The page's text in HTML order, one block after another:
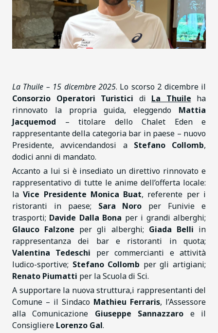
La Thuile – 15 dicembre 2025. Lo scorso 2 dicembre il
Consorzio Operatori Turistici di La Thuile ha
rinnovato la propria guida, eleggendo Mattia
Jacquemod – titolare dello Chalet Eden e
rappresentante della categoria bar in paese – nuovo
Presidente, avvicendandosi a Stefano Collomb,
dodici anni di mandato.
Accanto a lui si è insediato un direttivo rinnovato e
rappresentativo di tutte le anime dell’offerta locale:
laVice Presidente Monica Buat, referente per i
ristoranti in paese; Sara Noro per Funivie e
trasporti; Davide Dalla Bona per i grandi alberghi;
Glauco Falzone per gli alberghi; Giada Belli in
rappresentanza dei bar e ristoranti in quota;
Valentina Tedeschi per commercianti e attività
ludico-sportive; Stefano Collomb per gli artigiani;
Renato Piumatti per la Scuola di Sci.
A supportare la nuova struttura,i rappresentanti del
Comune – il Sindaco Mathieu Ferraris, l’Assessore
alla Comunicazione Giuseppe Sannazzaro e il
Consigliere Lorenzo Gal.